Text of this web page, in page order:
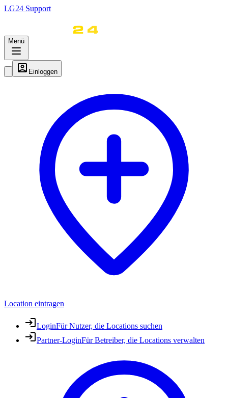
LG24 Support
Menü
Einloggen
Location eintragen
LoginFür Nutzer, die Locations suchen
Partner-LoginFür Betreiber, die Locations verwalten